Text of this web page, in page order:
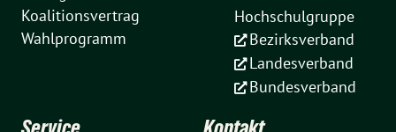
Koalitionsvertrag
Wahlprogramm
Hochschulgruppe
Bezirksverband
Landesverband
Bundesverband